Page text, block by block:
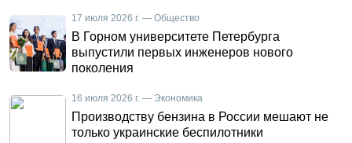
17 июля 2026 г. — Общество
В Горном университете Петербурга
выпустили первых инженеров нового
поколения
16 июля 2026 г. — Экономика
Производству бензина в России мешают не
только украинские беспилотники